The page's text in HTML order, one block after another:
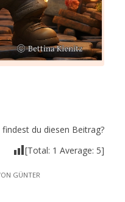
findest du diesen Beitrag?
[Total: 1 Average: 5]
GÜNTER